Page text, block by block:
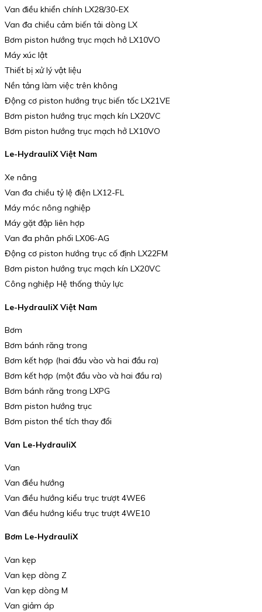
Van điều khiển chính LX28/30-EX
Van đa chiều cảm biến tải dòng LX
Bơm piston hướng trục mạch hở LX10VO
Máy xúc lật
Thiết bị xử lý vật liệu
Nền tảng làm việc trên không
Động cơ piston hướng trục biến tốc LX21VE
Bơm piston hướng trục mạch kín LX20VC
Bơm piston hướng trục mạch hở LX10VO
Le-HydrauliX Việt Nam
Xe nâng
Van đa chiều tỷ lệ điện LX12-FL
Máy móc nông nghiệp
Máy gặt đập liên hợp
Van đa phân phối LX06-AG
Động cơ piston hướng trục cố định LX22FM
Bơm piston hướng trục mạch kín LX20VC
Công nghiệp Hệ thống thủy lực
Le-HydrauliX Việt Nam
Bơm
Bơm bánh răng trong
Bơm kết hợp (hai đầu vào và hai đầu ra)
Bơm kết hợp (một đầu vào và hai đầu ra)
Bơm bánh răng trong LXPG
Bơm piston hướng trục
Bơm piston thể tích thay đổi
Van Le-HydrauliX
Van
Van điều hướng
Van điều hướng kiểu trục trượt 4WE6
Van điều hướng kiểu trục trượt 4WE10
Bơm Le-HydrauliX
Van kẹp
Van kẹp dòng Z
Van kẹp dòng M
Van giảm áp